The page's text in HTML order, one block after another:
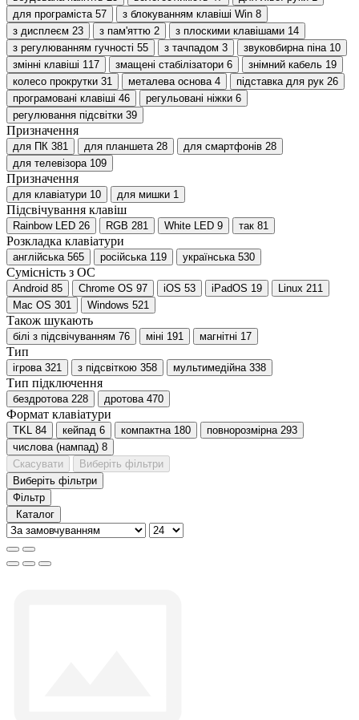
для програміста 57 з блокуванням клавіші Win 8
з дисплеєм 23 з пам'яттю 2 з плоскими клавішами 14
з регулюванням гучності 55 з тачпадом 3 звуковбирна піна 10
змінні клавіші 117 змащені стабілізатори 6 знімний кабель 19
колесо прокрутки 31 металева основа 4 підставка для рук 26
програмовані клавіші 46 регульовані ніжки 6
регулювання підсвітки 39
Призначення
для ПК 381 для планшета 28 для смартфонів 28
для телевізора 109
Призначення
для клавіатури 10 для мишки 1
Підсвічування клавіш
Rainbow LED 26 RGB 281 White LED 9 так 81
Розкладка клавіатури
англійська 565 російська 119 українська 530
Сумісність з ОС
Android 85 Chrome OS 97 iOS 53 iPadOS 19 Linux 211
Mac OS 301 Windows 521
Також шукають
білі з підсвічуванням 76 міні 191 магнітні 17
Тип
ігрова 321 з підсвіткою 358 мультимедійна 338
Тип підключення
бездротова 228 дротова 470
Формат клавіатури
TKL 84 кейпад 6 компактна 180 повнорозмірна 293
числова (нампад) 8
Скасувати
Виберіть фільтри
Виберіть фільтри
Фільтр
Каталог